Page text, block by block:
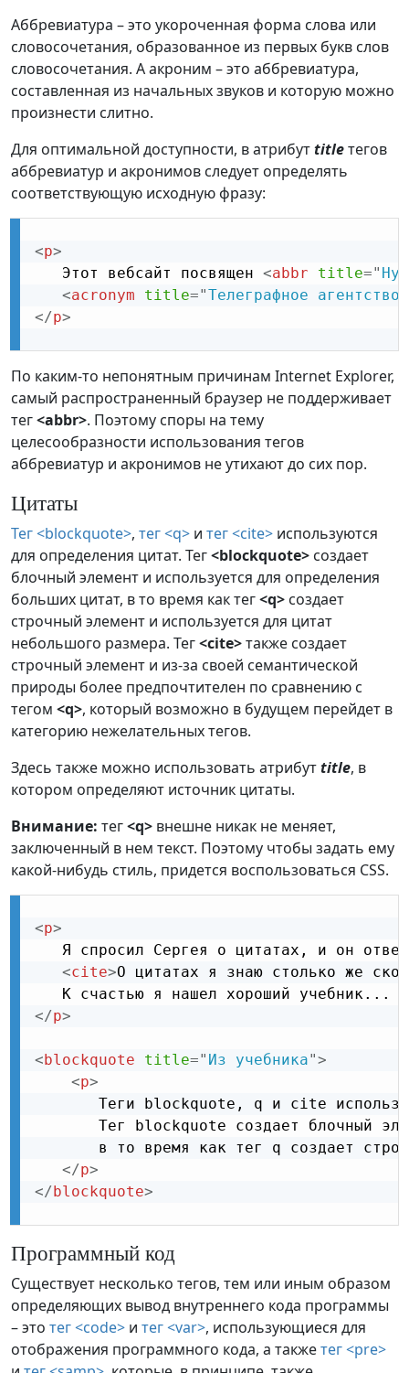
Аббревиатура – это укороченная форма слова или
словосочетания, образованное из первых букв слов
словосочетания. А акроним – это аббревиатура,
составленная из начальных звуков и которую можно
произнести слитно.
Для оптимальной доступности, в атрибутtitleтегов
аббревиатур и акронимов следует определять
соответствующую исходную фразу:
<p>
   Этот вебсайт посвящен
<abbr title="
<acronym title="Телеграфное
</p>
По каким-то непонятным причинам Internet Explorer,
самый распространенный браузер не поддерживает
тег<abbr>. Поэтому споры на тему
целесообразности использования тегов
аббревиатур и акронимов не утихают до сих пор.
Цитаты
Тег <blockquote>, тег <q> и тег <cite> используются
для определения цитат. Тег<blockquote> создает
блочный элемент и используется для определения
больших цитат, в то время как тег<q> создает
строчный элемент и используется для цитат
небольшого размера. Тег<cite>также создает
строчный элемент и из-за своей семантической
природы более предпочтителен по сравнению с
тегом <q>, который возможно в будущем перейдет в
категорию нежелательных тегов.
Здесь также можно использовать атрибутtitle, в
котором определяют источник цитаты.
Внимание: тег<q> внешне никак не меняет,
заключенный в нем текст. Поэтому чтобы задать ему
какой-нибудь стиль, придется воспользоваться CSS.
<p>
Я спросил Сергея о цитатах, и он
<cite>О цитатах я знаю столько же
</p>
< blockquote title=" Из учебника">
<p>
Теги blockquote, q и cite
Тег blockquote создает блочный
в то время как тег q создает
</p>
</ blockquote>
Программный код
Существует несколько тегов, тем или иным образом
определяющих вывод внутреннего кода программы
– это тег <code> и тег <var>, использующиеся для
отображения программного кода, а такжетег <pre>